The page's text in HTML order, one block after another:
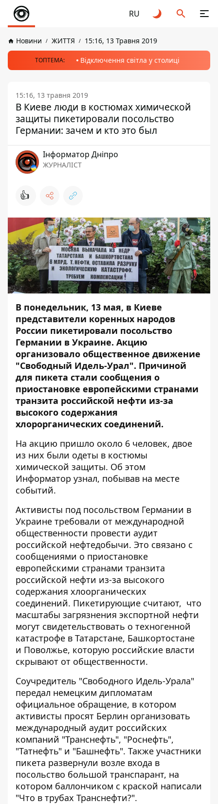
RU
Новини ЖИТТЯ 15:16, 13 Травня 2019
ТОПТЕМА: Відключення світла у столиці
15:16, 13 травня 2019
В Киеве люди в костюмах химической
защиты пикетировали посольство
Германии: зачем и кто это был
Інформатор Дніпро
ЖУРНАЛІСТ
👍
В понедельник, 13 мая, в Киеве
представители коренных народов
России пикетировали посольство
Германии в Украине. Акцию
организовало общественное движение
"Свободный Идель-Урал". Причиной
для пикета стали сообщения о
приостановке европейскими странами
транзита российской нефти из-за
высокого содержания
хлорорганических соединений.
На акцию пришло около 6 человек, двое
из них были одеты в костюмы
химической защиты. Об этом
Информатор узнал, побывав на месте
событий.
Активисты под посольством Германии в
Украине требовали от международной
общественности провести аудит
российской нефтедобычи. Это связано с
сообщениями о приостановке
европейскими странами транзита
российской нефти из-за высокого
содержания хлоорганических
соединений. Пикетирующие считают, что
масштабы загрязнения экспортной нефти
могут свидетельствовать о техногенной
катастрофе в Татарстане, Башкортостане
и Поволжье, которую российские власти
скрывают от общественности.
Соучредитель "Свободного Идель-Урала"
передал немецким дипломатам
официальное обращение, в котором
активисты просят Берлин организовать
международный аудит российских
компаний "Транснефть", "Роснефть",
"Татнефть" и "Башнефть". Также участники
пикета развернули возле входа в
посольство большой транспарант, на
котором баллончиком с краской написали
"Что в трубах Транснефти?".